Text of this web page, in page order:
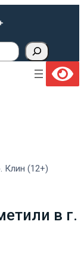
Клин (12+)
в г.